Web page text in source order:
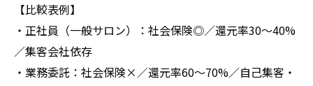
【比較表例】
・正社員（一般サロン）：社会保険◎／還元率30〜40%
／集客会社依存
・業務委託：社会保険×／還元率60〜70%／自己集客・